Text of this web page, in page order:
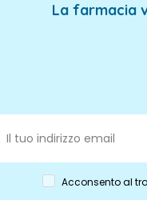
La farmacia
Acconsento al